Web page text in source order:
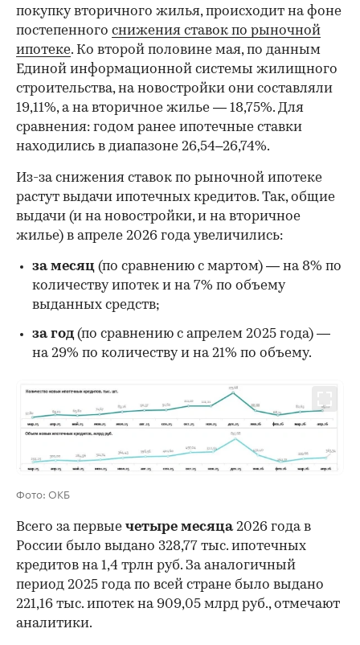
покупку вторичного жилья, происходит на фоне
постепенного снижения ставок по рыночной
ипотеке. Ко второй половине мая, по данным
Единой информационной системы жилищного
строительства, на новостройки они составляли
19,11%, а на вторичное жилье — 18,75%. Для
сравнения: годом ранее ипотечные ставки
находились в диапазоне 26,54–26,74%.
Из-за снижения ставок по рыночной ипотеке
растут выдачи ипотечных кредитов. Так, общие
выдачи (и на новостройки, и на вторичное
жилье) в апреле 2026 года увеличились:
за месяц (по сравнению с мартом) — на 8% по
количеству ипотек и на 7% по объему
выданных средств;
за год (по сравнению с апрелем 2025 года) —
на 29% по количеству и на 21% по объему.
Фото: ОКБ
Всего за первые четыре месяца2026 года в
России было выдано 328,77 тыс. ипотечных
кредитов на 1,4 трлн руб. За аналогичный
период 2025 года по всей стране было выдано
221,16 тыс. ипотек на 909,05 млрд руб., отмечают
аналитики.